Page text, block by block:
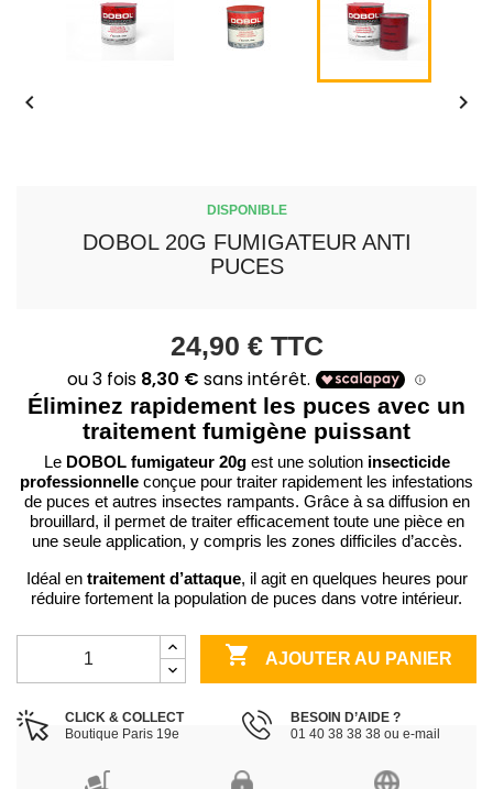
 
DISPONIBLE
DOBOL 20G FUMIGATEUR ANTI
PUCES
24,90 € TTC
Éliminez rapidement les puces avec un
traitement fumigène puissant
Le DOBOL fumigateur 20gest une solution insecticide
professionnelle conçue pour traiter rapidement les infestations
de puces et autres insectes rampants. Grâce à sa diffusion en
brouillard, il permet de traiter efficacement toute une pièce en
une seule application, y compris les zones difficiles d’accès.
Idéal en traitement d’attaque, il agit en quelques heures pour
réduire fortement la population de puces dans votre intérieur.
 AJOUTER AU PANIER
CLICK & COLLECT
Boutique Paris 19e
BESOIN D’AIDE ?
01 40 38 38 38 ou e-mail